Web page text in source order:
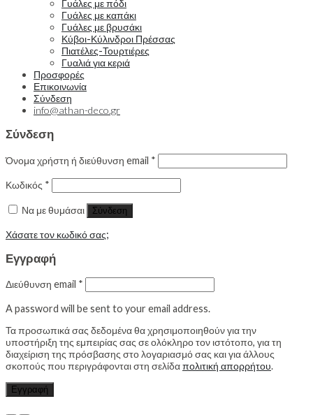
Γυάλες με πόδι
Γυάλες με καπάκι
Γυάλες με βρυσάκι
Κύβοι-Κύλινδροι Πρέσσας
Πιατέλες-Τουρτιέρες
Γυαλιά για κεριά
Προσφορές
Επικοινωνία
Σύνδεση
info@athan-deco.gr
Σύνδεση
Όνομα χρήστη ή διεύθυνση email *
Κωδικός *
Να με θυμάσαι Σύνδεση
Χάσατε τον κωδικό σας;
Εγγραφή
Διεύθυνση email *
A password will be sent to your email address.
Τα προσωπικά σας δεδομένα θα χρησιμοποιηθούν για την
υποστήριξη της εμπειρίας σας σε ολόκληρο τον ιστότοπο, για τη
διαχείριση της πρόσβασης στο λογαριασμό σας και για άλλους
σκοπούς που περιγράφονται στη σελίδαπολιτική απορρήτου.
Εγγραφή